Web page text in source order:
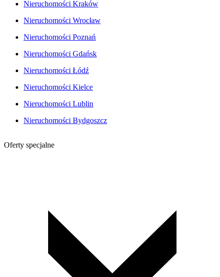
Nieruchomości Kraków
Nieruchomości Wrocław
Nieruchomości Poznań
Nieruchomości Gdańsk
Nieruchomości Łódź
Nieruchomości Kielce
Nieruchomości Lublin
Nieruchomości Bydgoszcz
Oferty specjalne